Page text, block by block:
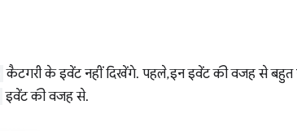
कैटगरी के इवेंट नहीं दिखेंगे. पहले, इन इवेंट की वजह से बहुत
इवेंट की वजह से.